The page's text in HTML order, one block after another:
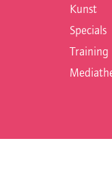
Kunst
Specials
Training